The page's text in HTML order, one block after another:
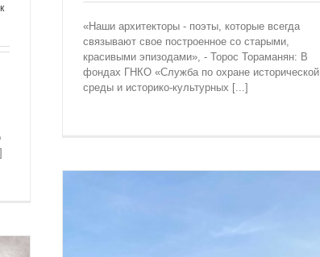
«Наши архитекторы - поэты, которые всегда
связывают свое построенное со старыми,
красивыми эпизодами», - Торос Тораманян: В
фондах ГНКО «Служба по охране исторической
среды и историко-культурных [...]